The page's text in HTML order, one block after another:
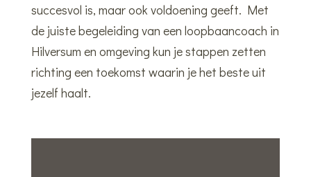
succesvol is, maar ook voldoening geeft. Met
de juiste begeleiding van een loopbaancoach in
Hilversum en omgeving kun je stappen zetten
richting een toekomst waarin je het beste uit
jezelf haalt.